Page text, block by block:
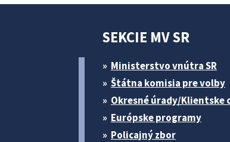
SEKCIE MV SR
Ministerstvo vnútra SR
Štátna komisia pre volby
Okresné úrady/Klientske
Európske programy
Policajný zbor